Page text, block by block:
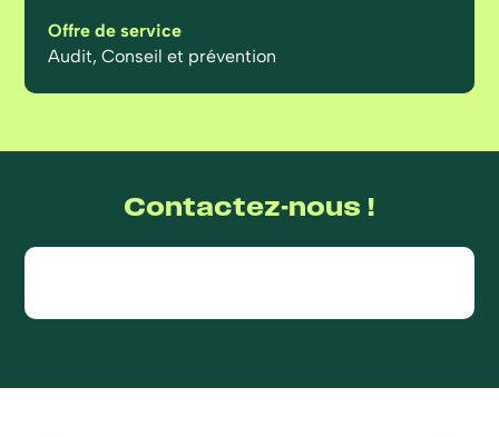
Offre de service
Audit, Conseil et prévention
Contactez-nous !